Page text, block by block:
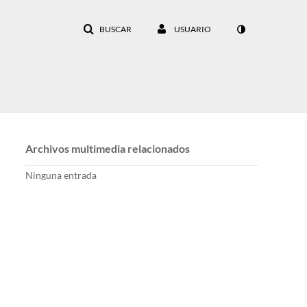
BUSCAR USUARIO
Archivos multimedia relacionados
Ninguna entrada